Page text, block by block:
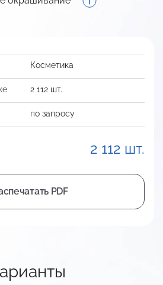
Косметика
2 112 шт.
по запросу
2 112 шт.
PDF